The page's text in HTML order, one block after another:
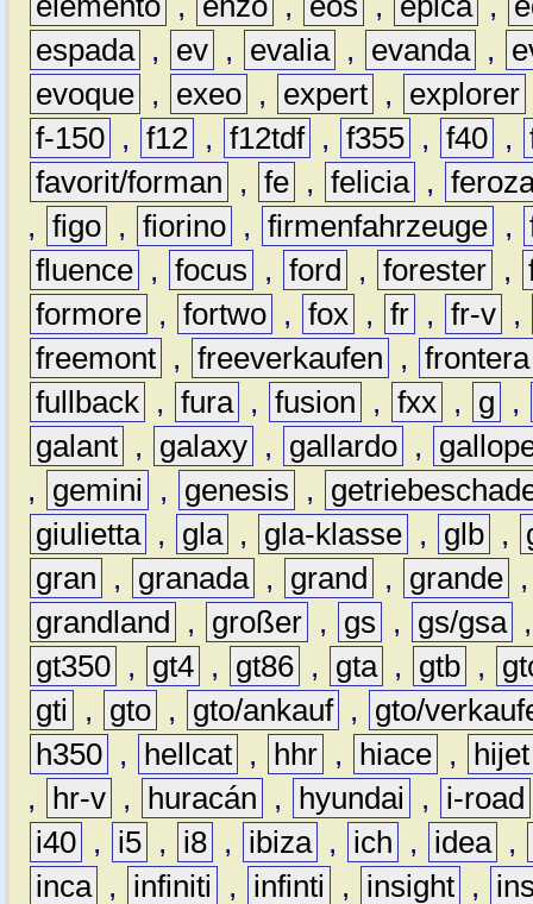
espada , ev , evalia , evanda ,
evoque , exeo , expert , explorer
f-150 , f12 , f12tdf , f355 , f40 ,
favorit/forman
, fe , felicia ,
, figo , fiorino , firmenfahrzeuge ,
fluence , focus , ford , forester ,
formore , fortwo , fox , fr , fr-v ,
freemont , freeverkaufen , frontera
fullback , fura , fusion , fxx , g
,
galant , galaxy , gallardo ,
,
gemini , genesis ,
giulietta , gla , gla-klasse , glb ,
gran
, granada , grand , grande
grandland
, großer , gs , gs/gsa
gt350 , gt4 , gt86 , gta , gtb ,
gti
, gto , gto/ankauf ,
gto/
h350 , hellcat , hhr , hiace ,
hijet
,
hr-v , huracán , hyundai ,
i-road
i40 , i5 , i8 , ibiza , ich , idea ,
inca , infiniti , infinti , insight ,